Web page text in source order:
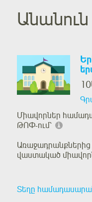
Անանուն
Միավորներ
ԹՈՓ-ում՝
վաստակած
Տեղը